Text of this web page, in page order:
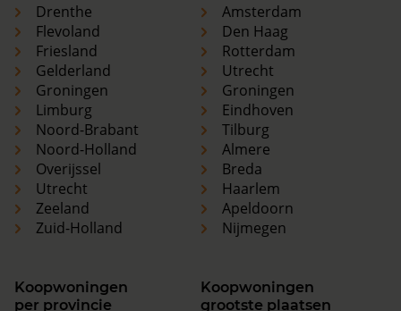
Drenthe
Flevoland
Friesland
Gelderland
Groningen
Limburg
Noord-Brabant
Noord-Holland
Overijssel
Utrecht
Zeeland
Zuid-Holland
Amsterdam
Den Haag
Rotterdam
Utrecht
Groningen
Eindhoven
Tilburg
Almere
Breda
Haarlem
Apeldoorn
Nijmegen
Koopwoningen
per provincie
Koopwoningen
grootste plaatsen